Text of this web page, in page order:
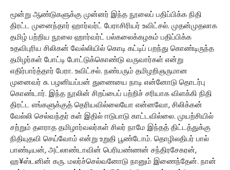
மூன்று ஆண்டுகளுக்கு முன்னர் இந்த நூலைப் பதிப்பிக்க நிதி
திரட்ட முனைந்தார் ஹார்வர்ட் பேராசிரியர் உவிட்சல். முதன்முதலாக
தமிழ் பற்றிய நூலை ஹார்வர்ட் பல்கலைக்கழகம் பதிப்பிக்க
உதவிபுரிய சிலிகன் வேல்லியில் கொடி கட்டிப் பறந்து கொண்டிருந்த
தமிழர்கள் போட்டி போட்டுக்கொண்டு வருவார்கள் என்று
எதிர்பார்த்தார் பேரா. உவிட்சல். நண்பரும் தமிழறிஞருமான
முனைவர் சு. பழனியப்பன் துணையை நாடி என்னோடு தொடர்பு
கொண்டார். இந்த நூலின் சிறப்பைப் பற்றிச் சரியாக விளக்கி நிதி
திரட்ட எங்களுக்குத் தெரியவில்லையோ என்னவோ, சிலிக்கன்
வேல்லி செல்வந்தர் கள் இதில் ஈடுபாடு காட்டவில்லை. முயற்சியில்
சற்றும் தளராத தமிழார்வலர்கள் சிலர் நாமே இந்தத் திட்டத்துக்கு
நிதியுதவி செய்வோம் என்று உறுதி பூண்டோம். தொழிலதிபர் பால்
பாண்டியன், அட்லாண்டாவின் பெரியண்ணன் சந்திரசேகரன்,
ஹ¥ஸ்டனின் கரு. மலர்ச்செல்வனோடு நானும் இணைந்தேன். நான்